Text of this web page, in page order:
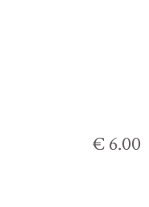
€ 6.00